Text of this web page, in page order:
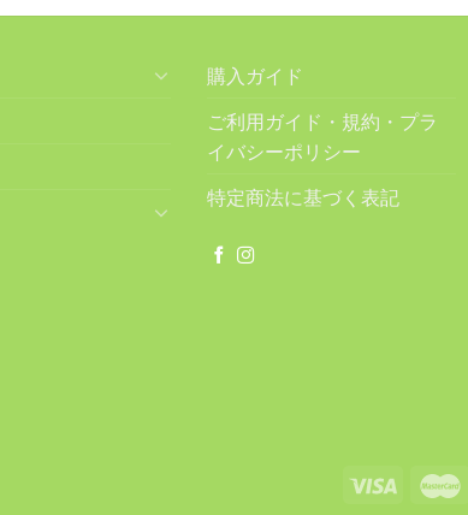
購入ガイド
ご利用ガイド・規約・プラ
イバシーポリシー
特定商法に基づく表記